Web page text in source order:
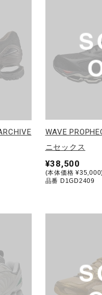
WAVE
ニセックス
¥38,500
(本体価格
品番 D1GD2409